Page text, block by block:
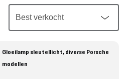
Gloeilamp sleutellicht, diverse Porsche
modellen